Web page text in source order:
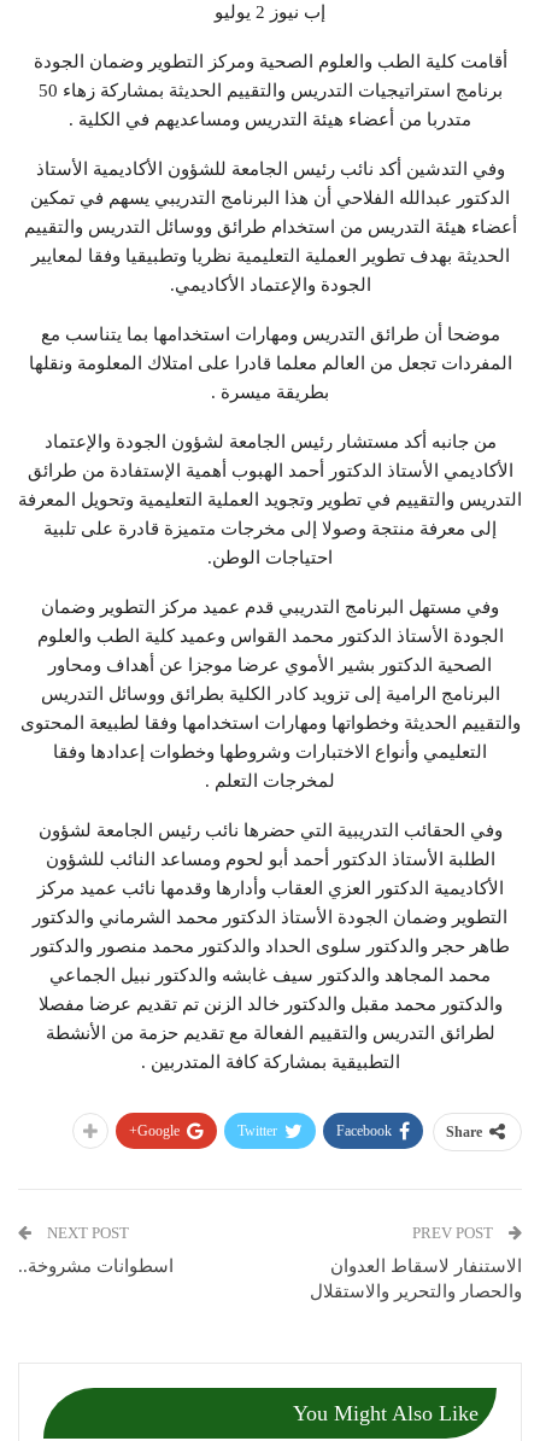
إب نيوز 2 يوليو
أقامت كلية الطب والعلوم الصحية ومركز التطوير وضمان الجودة
برنامج استراتيجيات التدريس والتقييم الحديثة بمشاركة زهاء 50
متدربا من أعضاء هيئة التدريس ومساعديهم في الكلية .
وفي التدشين أكد نائب رئيس الجامعة للشؤون الأكاديمية الأستاذ
الدكتور عبدالله الفلاحي أن هذا البرنامج التدريبي يسهم في تمكين
أعضاء هيئة التدريس من استخدام طرائق ووسائل التدريس والتقييم
الحديثة بهدف تطوير العملية التعليمية نظريا وتطبيقيا وفقا لمعايير
الجودة والإعتماد الأكاديمي.
موضحا أن طرائق التدريس ومهارات استخدامها بما يتناسب مع
المفردات تجعل من العالم معلما قادرا على امتلاك المعلومة ونقلها
بطريقة ميسرة .
من جانبه أكد مستشار رئيس الجامعة لشؤون الجودة والإعتماد
الأكاديمي الأستاذ الدكتور أحمد الهبوب أهمية الإستفادة من طرائق
التدريس والتقييم في تطوير وتجويد العملية التعليمية وتحويل المعرفة
إلى معرفة منتجة وصولا إلى مخرجات متميزة قادرة على تلبية
احتياجات الوطن.
وفي مستهل البرنامج التدريبي قدم عميد مركز التطوير وضمان
الجودة الأستاذ الدكتور محمد القواس وعميد كلية الطب والعلوم
الصحية الدكتور بشير الأموي عرضا موجزا عن أهداف ومحاور
البرنامج الرامية إلى تزويد كادر الكلية بطرائق ووسائل التدريس
والتقييم الحديثة وخطواتها ومهارات استخدامها وفقا لطبيعة المحتوى
التعليمي وأنواع الاختبارات وشروطها وخطوات إعدادها وفقا
لمخرجات التعلم .
وفي الحقائب التدريبية التي حضرها نائب رئيس الجامعة لشؤون
الطلبة الأستاذ الدكتور أحمد أبو لحوم ومساعد النائب للشؤون
الأكاديمية الدكتور العزي العقاب وأدارها وقدمها نائب عميد مركز
التطوير وضمان الجودة الأستاذ الدكتور محمد الشرماني والدكتور
طاهر حجر والدكتور سلوى الحداد والدكتور محمد منصور والدكتور
محمد المجاهد والدكتور سيف غابشه والدكتور نبيل الجماعي
والدكتور محمد مقبل والدكتور خالد الزنن تم تقديم عرضا مفصلا
لطرائق التدريس والتقييم الفعالة مع تقديم حزمة من الأنشطة
التطبيقية بمشاركة كافة المتدربين .
Share
Facebook
Twitter
Google+
الاستنفار لاسقاط العدوان
والحصار والتحرير والاستقلال
NEXT POST
اسطوانات مشروخة..
You Might Also Like